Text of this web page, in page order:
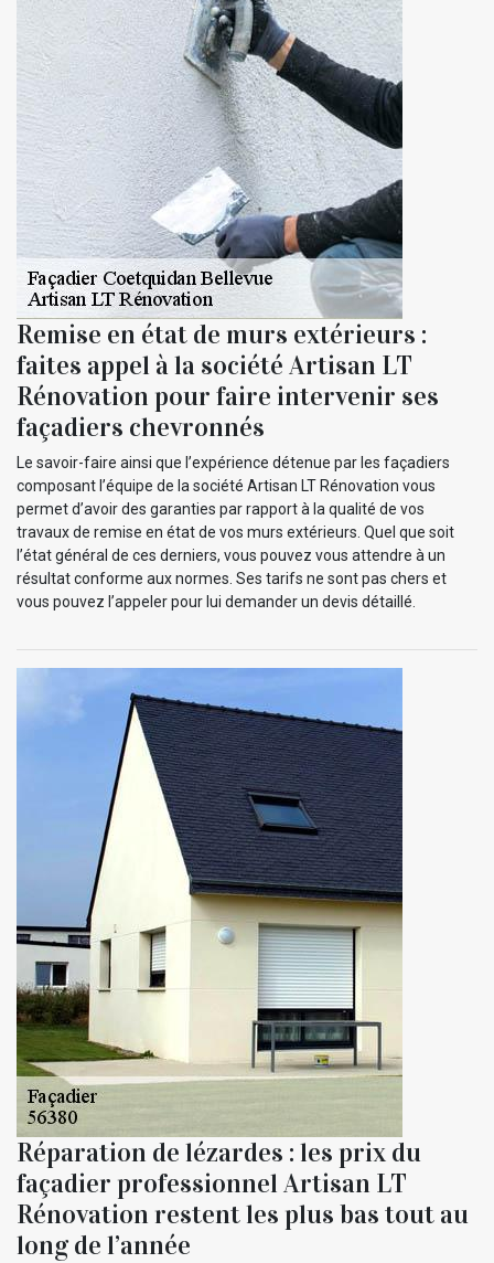
Remise en état de murs extérieurs :
faites appel à la société Artisan LT
Rénovation pour faire intervenir ses
façadiers chevronnés
Le savoir-faire ainsi que l’expérience détenue par les façadiers
composant l’équipe de la société Artisan LT Rénovation vous
permet d’avoir des garanties par rapport à la qualité de vos
travaux de remise en état de vos murs extérieurs. Quel que soit
l’état général de ces derniers, vous pouvez vous attendre à un
résultat conforme aux normes. Ses tarifs ne sont pas chers et
vous pouvez l’appeler pour lui demander un devis détaillé.
Réparation de lézardes : les prix du
façadier professionnel Artisan LT
Rénovation restent les plus bas tout au
long de l’année